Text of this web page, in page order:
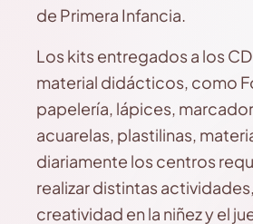
de Primera Infancia.
Los kits entregados a los
material didácticos, como
papelería, lápices,
acuarelas, plastilinas,
diariamente los centros
realizar distintas
creatividad en la niñez y el